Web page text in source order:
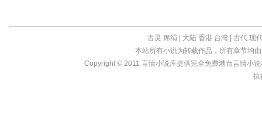
古灵 席绢 大陆 香港 台湾 古代 现
本站所有小说为转载作品，所有章节均
Copyright © 2011 言情小说库提供完全免费港台言情小
执